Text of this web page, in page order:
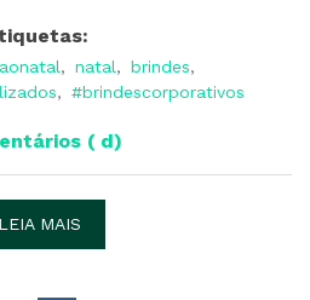
, natal, brindes,
, #brindescorporativos
( d)
LEIA MAIS